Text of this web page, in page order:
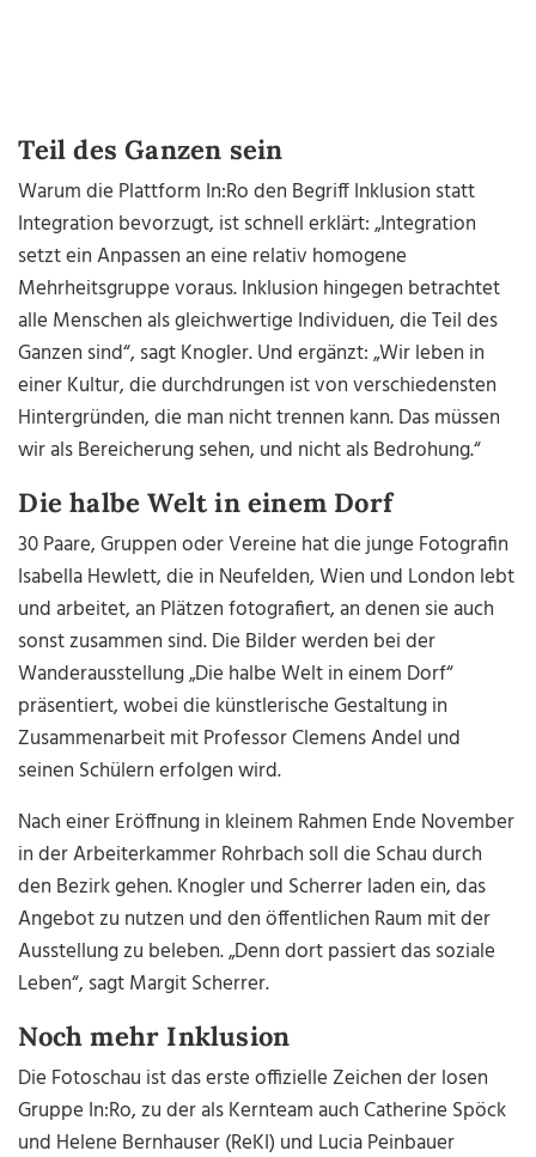
Teil des Ganzen sein
Warum die Plattform In:Ro den Begriff Inklusion statt
Integration bevorzugt, ist schnell erklärt: „Integration
setzt ein Anpassen an eine relativ homogene
Mehrheitsgruppe voraus. Inklusion hingegen betrachtet
alle Menschen als gleichwertige Individuen, die Teil des
Ganzen sind“, sagt Knogler. Und ergänzt: „Wir leben in
einer Kultur, die durchdrungen ist von verschiedensten
Hintergründen, die man nicht trennen kann. Das müssen
wir als Bereicherung sehen, und nicht als Bedrohung.“
Die halbe Welt in einem Dorf
30 Paare, Gruppen oder Vereine hat die junge Fotografin
Isabella Hewlett, die in Neufelden, Wien und London lebt
und arbeitet, an Plätzen fotografiert, an denen sie auch
sonst zusammen sind. Die Bilder werden bei der
Wanderausstellung „Die halbe Welt in einem Dorf“
präsentiert, wobei die künstlerische Gestaltung in
Zusammenarbeit mit Professor Clemens Andel und
seinen Schülern erfolgen wird.
Nach einer Eröffnung in kleinem Rahmen Ende November
in der Arbeiterkammer Rohrbach soll die Schau durch
den Bezirk gehen. Knogler und Scherrer laden ein, das
Angebot zu nutzen und den öffentlichen Raum mit der
Ausstellung zu beleben. „Denn dort passiert das soziale
Leben“, sagt Margit Scherrer.
Noch mehr Inklusion
Die Fotoschau ist das erste offizielle Zeichen der losen
Gruppe In:Ro, zu der als Kernteam auch Catherine Spöck
und Helene Bernhauser (ReKI) und Lucia Peinbauer